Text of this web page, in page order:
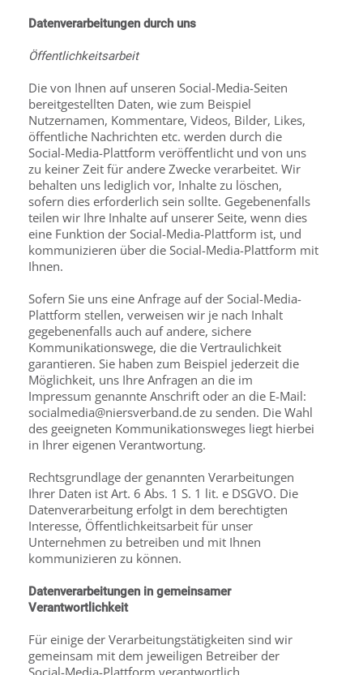
Datenverarbeitungen durch uns
Öffentlichkeitsarbeit
Die von Ihnen auf unseren Social-Media-Seiten
bereitgestellten Daten, wie zum Beispiel
Nutzernamen, Kommentare, Videos, Bilder, Likes,
öffentliche Nachrichten etc. werden durch die
Social-Media-Plattform veröffentlicht und von uns
zu keiner Zeit für andere Zwecke verarbeitet. Wir
behalten uns lediglich vor, Inhalte zu löschen,
sofern dies erforderlich sein sollte. Gegebenenfalls
teilen wir Ihre Inhalte auf unserer Seite, wenn dies
eine Funktion der Social-Media-Plattform ist, und
kommunizieren über die Social-Media-Plattform mit
Ihnen.
Sofern Sie uns eine Anfrage auf der Social-Media-
Plattform stellen, verweisen wir je nach Inhalt
gegebenenfalls auch auf andere, sichere
Kommunikationswege, die die Vertraulichkeit
garantieren. Sie haben zum Beispiel jederzeit die
Möglichkeit, uns Ihre Anfragen an die im
Impressum genannte Anschrift oder an die E-Mail:
socialmedia@niersverband.de zu senden. Die Wahl
des geeigneten Kommunikationsweges liegt hierbei
in Ihrer eigenen Verantwortung.
Rechtsgrundlage der genannten Verarbeitungen
Ihrer Daten ist Art. 6 Abs. 1 S. 1 lit. e DSGVO. Die
Datenverarbeitung erfolgt in dem berechtigten
Interesse, Öffentlichkeitsarbeit für unser
Unternehmen zu betreiben und mit Ihnen
kommunizieren zu können.
Datenverarbeitungen in gemeinsamer
Verantwortlichkeit
Für einige der Verarbeitungstätigkeiten sind wir
gemeinsam mit dem jeweiligen Betreiber der
Social-Media-Plattform verantwortlich.